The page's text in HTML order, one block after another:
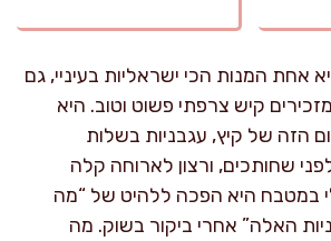
אחת המנות הכי ישראליות בעיניי, גם
קיש צרפתי פשוט וטוב. היא
הזה של קיץ, עגבניות בשלות
שחותכים, ורצון לארוחה קלה
במטבח היא הפכה ללהיט של “מה
האלה” אחרי ביקור בשוק. מה